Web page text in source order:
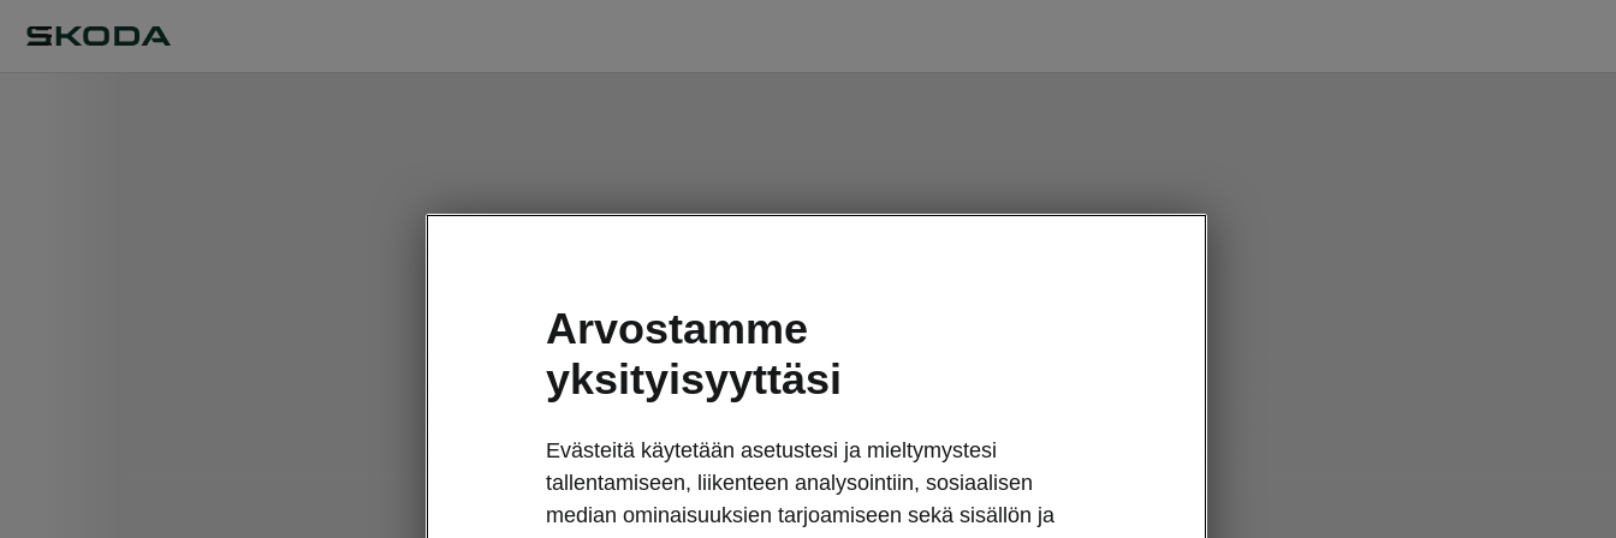
Arvostamme
yksityisyyttäsi
Evästeitä käytetään asetustesi ja mieltymystesi
tallentamiseen, liikenteen analysointiin, sosiaalisen
median ominaisuuksien tarjoamiseen sekä sisällön ja